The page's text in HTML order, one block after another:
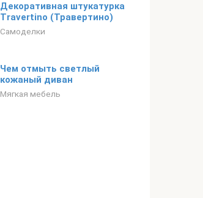
Декоративная штукатурка
Travertino (Травертино)
Самоделки
Чем отмыть светлый
кожаный диван
Мягкая мебель